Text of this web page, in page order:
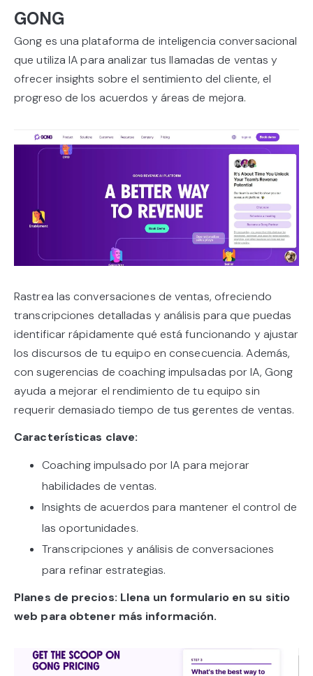
GONG
Gong es una plataforma de inteligencia conversacional
que utiliza IA para analizar tus llamadas de ventas y
ofrecer insights sobre el sentimiento del cliente, el
progreso de los acuerdos y áreas de mejora.
Rastrea las conversaciones de ventas, ofreciendo
transcripciones detalladas y análisis para que puedas
identificar rápidamente qué está funcionando y ajustar
los discursos de tu equipo en consecuencia. Además,
con sugerencias de coaching impulsadas por IA, Gong
ayuda a mejorar el rendimiento de tu equipo sin
requerir demasiado tiempo de tus gerentes de ventas.
Características clave:
Coaching impulsado por IA para mejorar
habilidades de ventas.
Insights de acuerdos para mantener el control de
las oportunidades.
Transcripciones y análisis de conversaciones
para refinar estrategias.
Planes de precios: Llena un formulario en su sitio
web para obtener más información.